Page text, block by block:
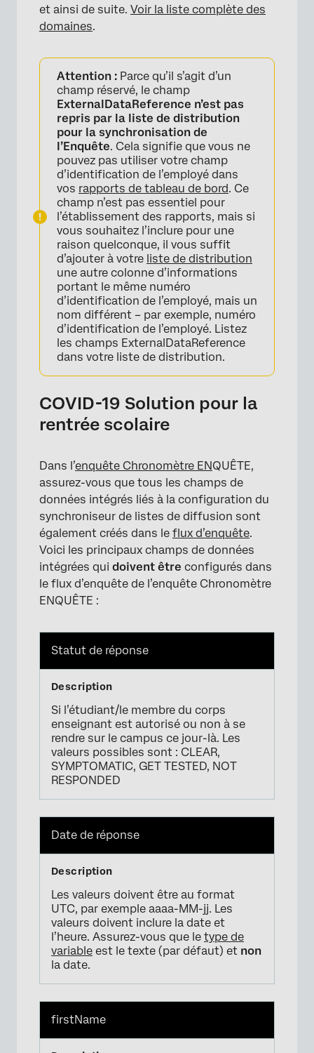
et ainsi de suite. Voir la liste complète des
domaines.
Attention : Parce qu’il s’agit d’un
champ réservé, le champ
ExternalDataReference n’est pas
repris par la liste de distribution
pour la synchronisation de
l’Enquête. Cela signifie que vous ne
pouvez pas utiliser votre champ
d’identification de l’employé dans
vos rapports de tableau de bord. Ce
champ n’est pas essentiel pour
l’établissement des rapports, mais si
vous souhaitez l’inclure pour une
raison quelconque, il vous suffit
d’ajouter à votre liste de distribution
une autre colonne d’informations
portant le même numéro
d’identification de l’employé, mais un
nom différent – par exemple, numéro
d’identification de l’employé. Listez
les champs ExternalDataReference
dans votre liste de distribution.
COVID-19 Solution pour la
rentrée scolaire
Dans l’enquête Chronomètre ENQUÊTE,
assurez-vous que tous les champs de
données intégrés liés à la configuration du
synchroniseur de listes de diffusion sont
également créés dans le flux d’enquête.
Voici les principaux champs de données
intégrées qui doivent être configurés dans
le flux d’enquête de l’enquête Chronomètre
ENQUÊTE :
Statut de réponse
Si l’étudiant/le membre du corps
enseignant est autorisé ou non à se
rendre sur le campus ce jour-là. Les
valeurs possibles sont : CLEAR,
SYMPTOMATIC, GET TESTED, NOT
RESPONDED
Date de réponse
Les valeurs doivent être au format
UTC, par exemple aaaa-MM-jj. Les
valeurs doivent inclure la date et
l’heure. Assurez-vous que le type de
variable est le texte (par défaut) et non
la date.
firstName